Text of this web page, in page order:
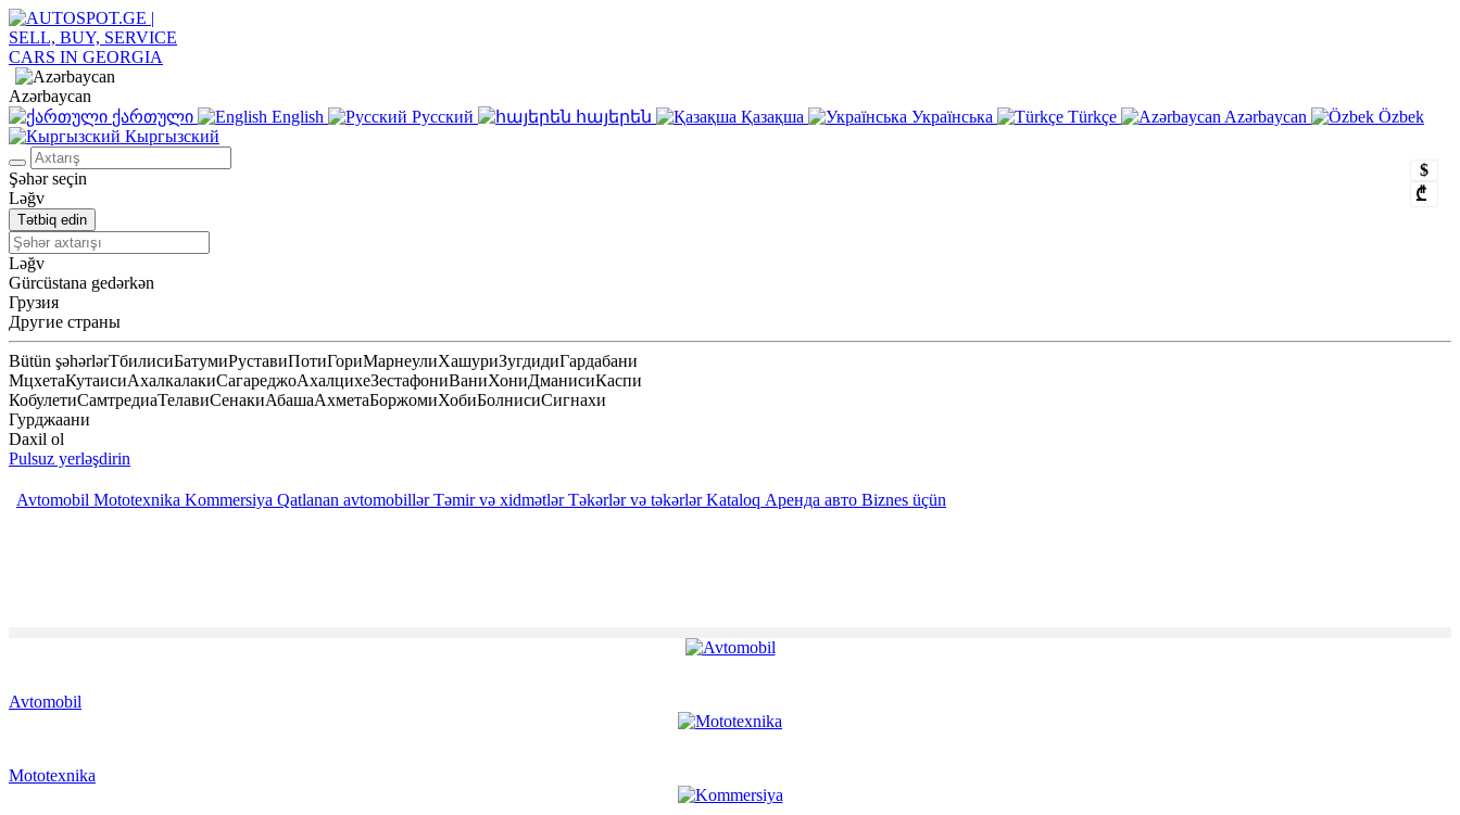
Azərbaycan
ქართული
English Русский հայերեն Қазақша Українська Türkçe Azərbaycan
Özbek
Кыргызский
$
₾
Şəhər seçin
Ləğv
Tətbiq edin
Ləğv
Gürcüstana gedərkən
Грузия
Другие страны
Bütün şəhərlərТбилисиБатумиРуставиПотиГориМарнеулиХашуриЗугдидиГардабани
МцхетаКутаисиАхалкалакиСагареджоАхалцихеЗестафониВаниХониДманисиКаспи
КобулетиСамтредиаТелавиСенакиАбашаАхметаБоржомиХобиБолнисиСигнахи
Гурджаани
Daxil ol
Pulsuz yerləşdirin
Avtomobil Mototexnika Kommersiya Qatlanan avtomobillərTəmir və xidmətlərTəkərlər və təkərlərKataloq Аренда авто Biznes üçün
Avtomobil
Mototexnika